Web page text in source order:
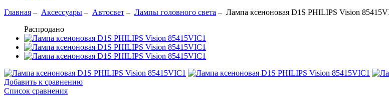
Главная – Аксессуары – Aвтосвет – Лампы головного света – Лампа ксеноновая D1S PHILIPS Vision
Распродано
Добавить к сравнению
Список сравнения